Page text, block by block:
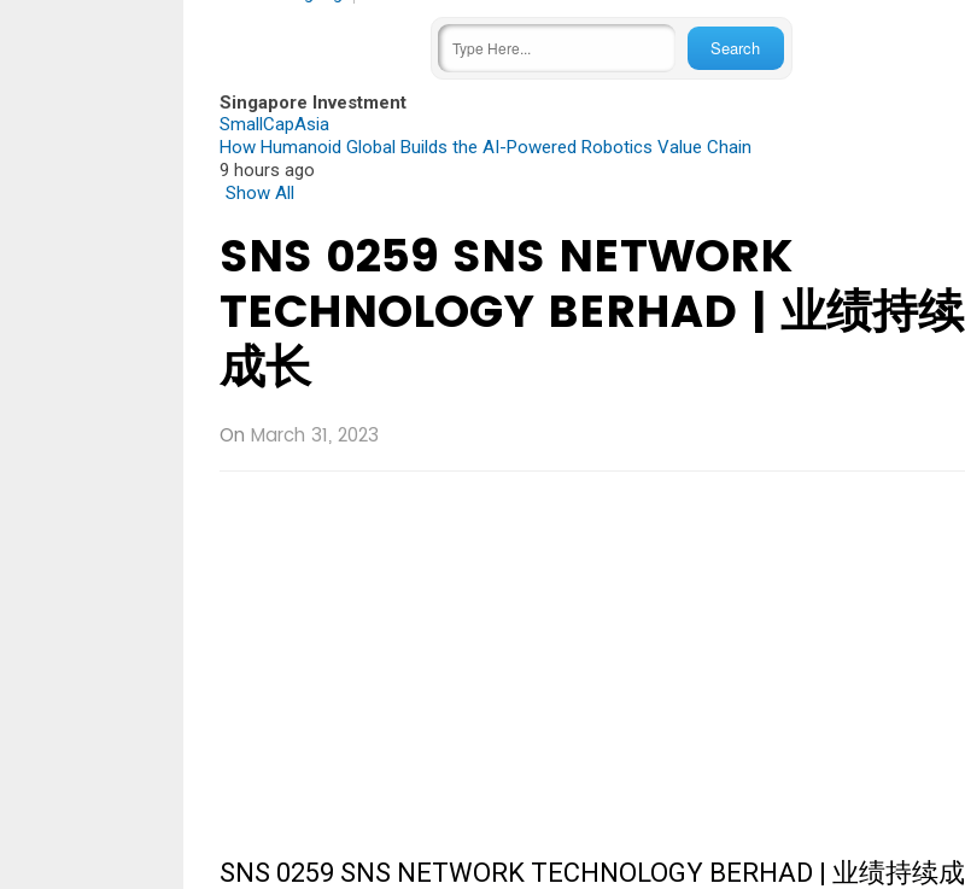
Singapore Investment
SmallCapAsia
How Humanoid Global Builds the AI-Powered Robotics Value Chain
9 hours ago
Show All
SNS 0259 SNS NETWORK
TECHNOLOGY BERHAD | 业绩持续
成长
On March 31, 2023
SNS 0259 SNS NETWORK TECHNOLOGY BERHAD | 业绩持续成